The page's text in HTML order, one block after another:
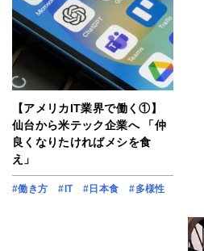
【アメリカIT業界で働く①】
仙台から米テック企業へ 「仲
良くなりたければメシを食
え」
#働き方 #IT #日本食 #多様性